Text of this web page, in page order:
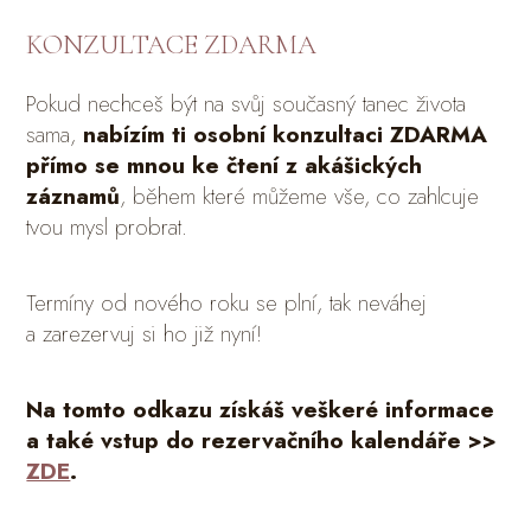
KONZULTACE ZDARMA
Pokud nechceš být na svůj současný tanec života
sama, nabízím ti osobní konzultaci ZDARMA
přímo se mnou ke čtení z akášických
záznamů, během které můžeme vše, co zahlcuje
tvou mysl probrat.
Termíny od nového roku se plní, tak neváhej
a zarezervuj si ho již nyní!
Na tomto odkazu získáš veškeré informace
a také vstup do rezervačního kalendáře >>
ZDE.